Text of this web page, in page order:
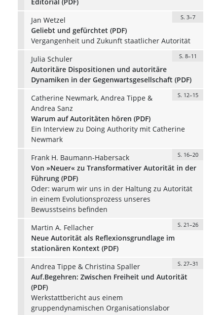
Editorial (PDF)
Jan Wetzel
S. 3–7
Geliebt und gefürchtet (PDF)
Vergangenheit und Zukunft staatlicher Autorität
Julia Schuler
S. 8–11
Autoritäre Dispositionen und autoritäre
Dynamiken in der Gegenwartsgesellschaft (PDF)
Catherine Newmark, Andrea Tippe &
Andrea Sanz
S. 12–15
Warum auf Autoritäten hören (PDF)
Ein Interview zu Doing Authority mit Catherine
Newmark
Frank H. Baumann-Habersack
S. 16–20
Von »Neuer« zu Transformativer Autorität in der
Führung (PDF)
Oder: warum wir uns in der Haltung zu Autorität
in einem Evolutionsprozess unseres
Bewusstseins befinden
Martin A. Fellacher
S. 21–26
Neue Autorität als Reflexionsgrundlage im
stationären Kontext (PDF)
Andrea Tippe & Christina Spaller
S. 27–31
Auf.Begehren: Zwischen Freiheit und Autorität
(PDF)
Werkstattbericht aus einem
gruppendynamischen Organisationslabor